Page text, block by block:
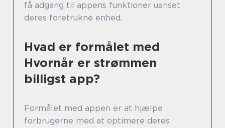
få adgang til appens funktioner uanset
deres foretrukne enhed.
Hvad er formålet med
Hvornår er strømmen
billigst app?
Formålet med appen er at hjælpe
forbrugerne med at optimere deres